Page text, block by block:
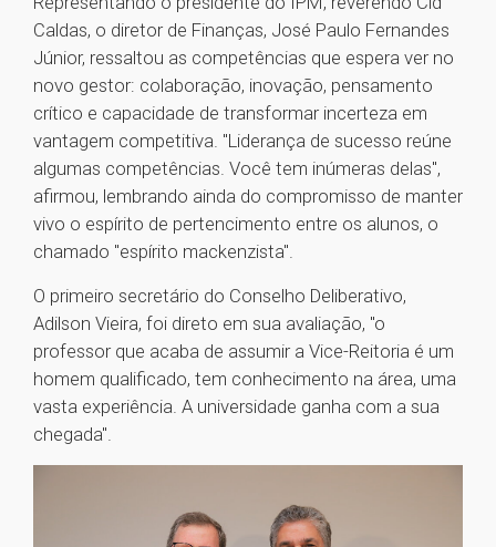
Caldas, o diretor de Finanças, José Paulo Fernandes
Júnior, ressaltou as competências que espera ver no
novo gestor: colaboração, inovação, pensamento
crítico e capacidade de transformar incerteza em
vantagem competitiva. "Liderança de sucesso reúne
algumas competências. Você tem inúmeras delas",
afirmou, lembrando ainda do compromisso de manter
vivo o espírito de pertencimento entre os alunos, o
chamado "espírito mackenzista".
O primeiro secretário do Conselho Deliberativo,
Adilson Vieira, foi direto em sua avaliação, "o
professor que acaba de assumir a Vice-Reitoria é um
homem qualificado, tem conhecimento na área, uma
vasta experiência. A universidade ganha com a sua
chegada".